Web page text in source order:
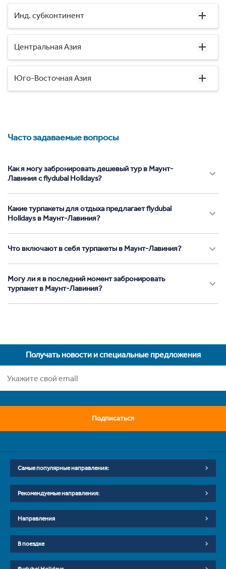
Инд. субконтинент
Центральная Азия
Юго-Восточная Азия
Часто задаваемые вопросы
Как я могу забронировать дешевый тур в Маунт-
Лавиния с flydubai Holidays?
Какие турпакеты для отдыха предлагает flydubai
Holidays в Маунт-Лавиния?
Что включают в себя турпакеты в Маунт-Лавиния?
Могу ли я в последний момент забронировать
турпакет в Маунт-Лавиния?
Получать новости и специальные предложения
Подписаться
Самые популярные направления:
Рекомендуемые направления:
Направления
В поездке